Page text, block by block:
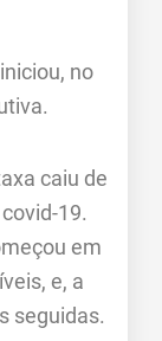
no
caiu de
19.
em
e, a
seguidas.